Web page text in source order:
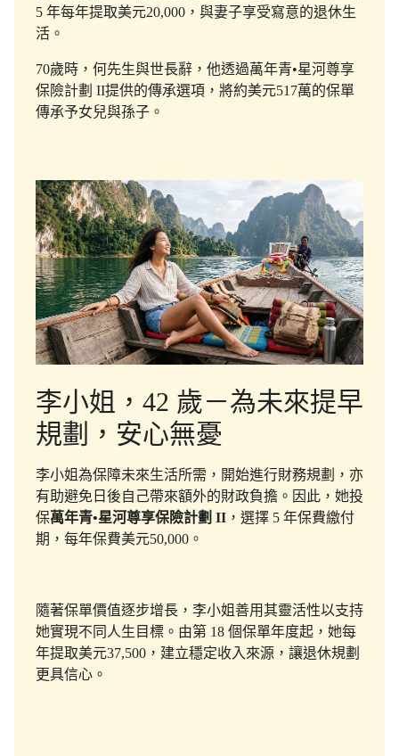
5 年每年提取美元20,000，與妻子享受寫意的退休生
活。
70歲時，何先生與世長辭，他透過萬年青•星河尊享
保險計劃 II提供的傳承選項，將約美元517萬的保單
傳承予女兒與孫子。
李小姐，42 歲－為未來提早
規劃，安心無憂
李小姐為保障未來生活所需，開始進行財務規劃，亦
有助避免日後自己帶來額外的財政負擔。因此，她投
保萬年青•星河尊享保險計劃 II ，選擇 5 年保費繳付
期，每年保費美元50,000。
隨著保單價值逐步增長，李小姐善用其靈活性以支持
她實現不同人生目標。由第 18 個保單年度起，她每
年提取美元37,500，建立穩定收入來源，讓退休規劃
更具信心。